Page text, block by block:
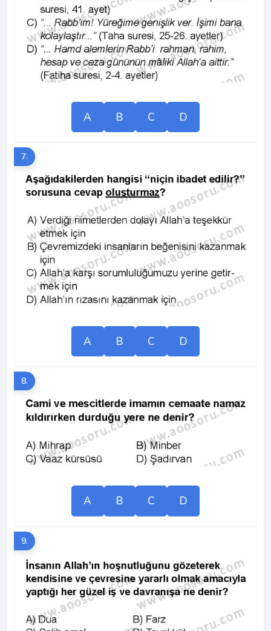
A B C D
7.
A B C D
8.
A B C D
9.